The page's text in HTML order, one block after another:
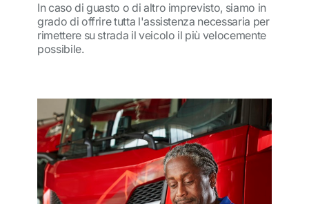
In caso di guasto o di altro imprevisto, siamo in
grado di offrire tutta l'assistenza necessaria per
rimettere su strada il veicolo il più velocemente
possibile.